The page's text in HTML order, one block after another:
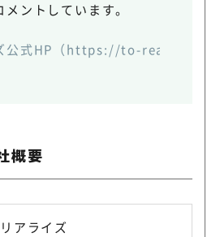
ントしています。
公式HP （https://to-realize.jp/
概要
アライズ